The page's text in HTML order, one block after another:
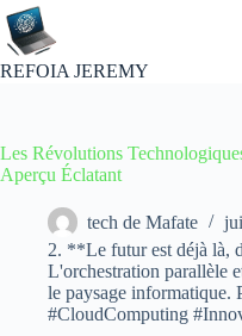
Passer
au
contenu
REFOIA JEREMY
Les Révolutions
Aperçu Éclatant
tech de Mafate
2. **Le futur est déjà là,
L'orchestration parallèle
le paysage informatique.
#CloudComputing